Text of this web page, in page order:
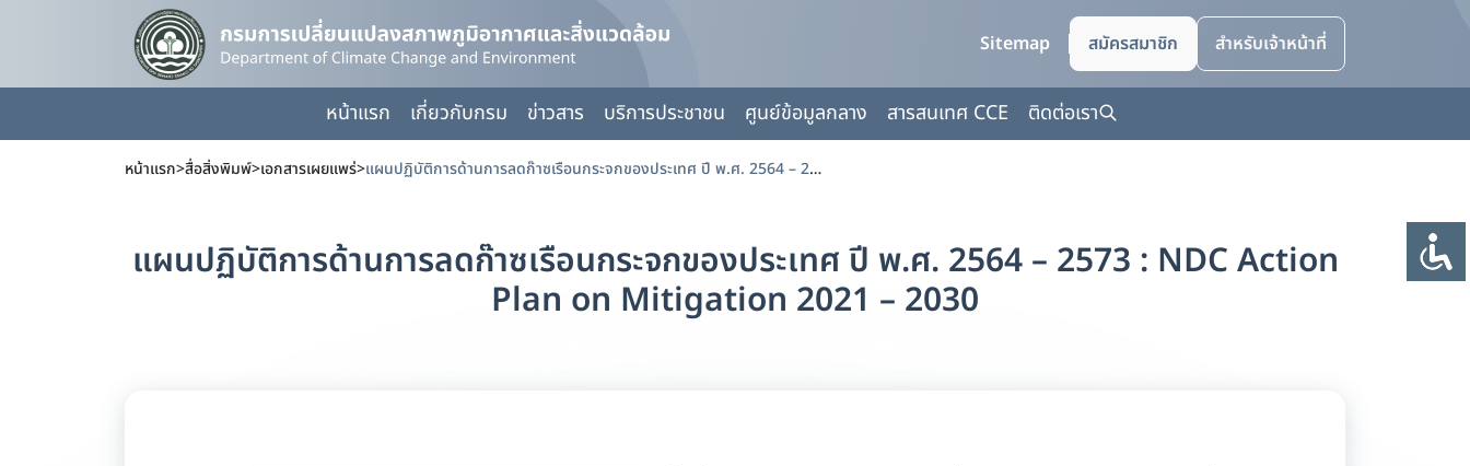
Sitemap สมัครสมาชิก สำหรับเจ้าหน้าที่
หน้าแรก เกี่ยวกับกรม ข่าวสาร บริการประชาชน ศูนย์ข้อมูลกลาง สารสนเทศ CCE ติดต่อเรา
หน้าแรก>สื่อสิ่งพิมพ์>เอกสารเผยแพร่> แผนปฏิบัติการด้านการลดก๊าซเรือนกระจกของประเทศ ปี พ.ศ. 2564 – 2573 : NDC Action Plan on Mitigation 2021 – 2030
แผนปฏิบัติการด้านการลดก๊าซเรือนกระจกของประเทศ ปี พ.ศ. 2564 – 2573 : NDC Action
Plan on Mitigation 2021 – 2030